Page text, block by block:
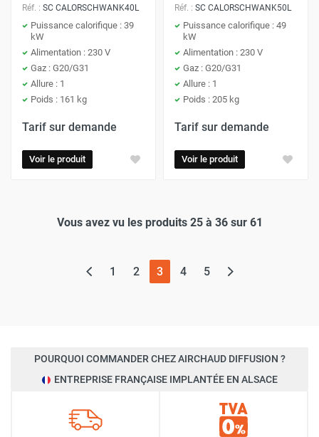
Réf. : SC CALORSCHWANK40L
Puissance calorifique : 39
kW
Alimentation : 230 V
Gaz : G20/G31
Allure : 1
Poids : 161 kg
Tarif sur demande
Voir le produit
Réf. : SC CALORSCHWANK50L
Puissance calorifique : 49
kW
Alimentation : 230 V
Gaz : G20/G31
Allure : 1
Poids : 205 kg
Tarif sur demande
Voir le produit
Vous avez vu les produits 25 à 36 sur 61
1 2 3(page actuelle)
4 5
POURQUOI COMMANDER CHEZ AIRCHAUD DIFFUSION ?
ENTREPRISE FRANÇAISE IMPLANTÉE EN ALSACE